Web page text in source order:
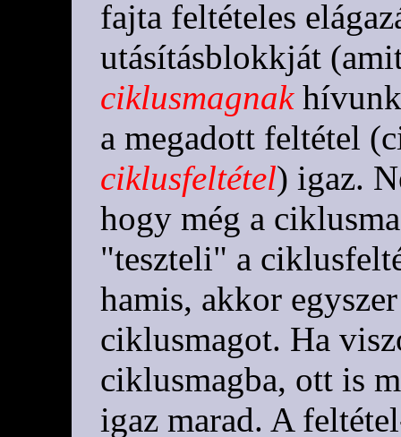
fajta feltételes
utásításblokkját
ciklusmagnak
a megadott feltétel
ciklusfeltétel) igaz.
hogy még a
"teszteli" a
hamis, akkor
ciklusmagot. Ha
ciklusmagba, ott is
igaz marad. A